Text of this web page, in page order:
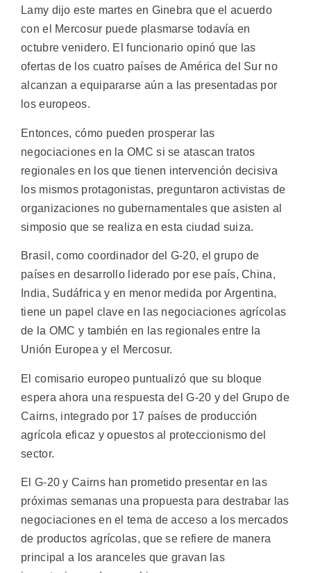
Lamy dijo este martes en Ginebra que el acuerdo
con el Mercosur puede plasmarse todavía en
octubre venidero. El funcionario opinó que las
ofertas de los cuatro países de América del Sur no
alcanzan a equipararse aún a las presentadas por
los europeos.
Entonces, cómo pueden prosperar las
negociaciones en la OMC si se atascan tratos
regionales en los que tienen intervención decisiva
los mismos protagonistas, preguntaron activistas de
organizaciones no gubernamentales que asisten al
simposio que se realiza en esta ciudad suiza.
Brasil, como coordinador del G-20, el grupo de
países en desarrollo liderado por ese país, China,
India, Sudáfrica y en menor medida por Argentina,
tiene un papel clave en las negociaciones agrícolas
de la OMC y también en las regionales entre la
Unión Europea y el Mercosur.
El comisario europeo puntualizó que su bloque
espera ahora una respuesta del G-20 y del Grupo de
Cairns, integrado por 17 países de producción
agrícola eficaz y opuestos al proteccionismo del
sector.
El G-20 y Cairns han prometido presentar en las
próximas semanas una propuesta para destrabar las
negociaciones en el tema de acceso a los mercados
de productos agrícolas, que se refiere de manera
principal a los aranceles que gravan las